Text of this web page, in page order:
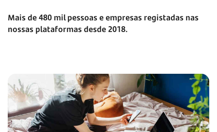
Mais de 480 mil pessoas e empresas registadas nas
nossas plataformas desde 2018.